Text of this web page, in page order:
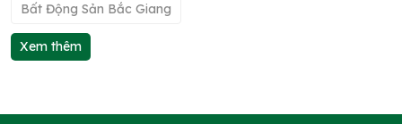
Bất Động Sản Bắc Giang
Xem thêm